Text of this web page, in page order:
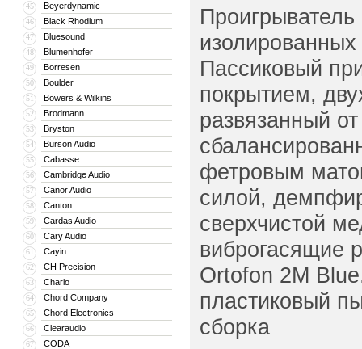
45 Beyerdynamic
46 Black Rhodium
47 Bluesound
48 Blumenhofer
49 Borresen
50 Boulder
51 Bowers & Wilkins
52 Brodmann
53 Bryston
54 Burson Audio
55 Cabasse
56 Cambridge Audio
57 Canor Audio
58 Canton
59 Cardas Audio
60 Cary Audio
61 Cayin
62 CH Precision
63 Chario
64 Chord Company
65 Chord Electronics
66 Clearaudio
67 CODA
Пассиковый
покрытием,
развязанный
фетровым
силой,
сверхчистой
виброгасящие
Ortofon 2M
пластиковый
сборка